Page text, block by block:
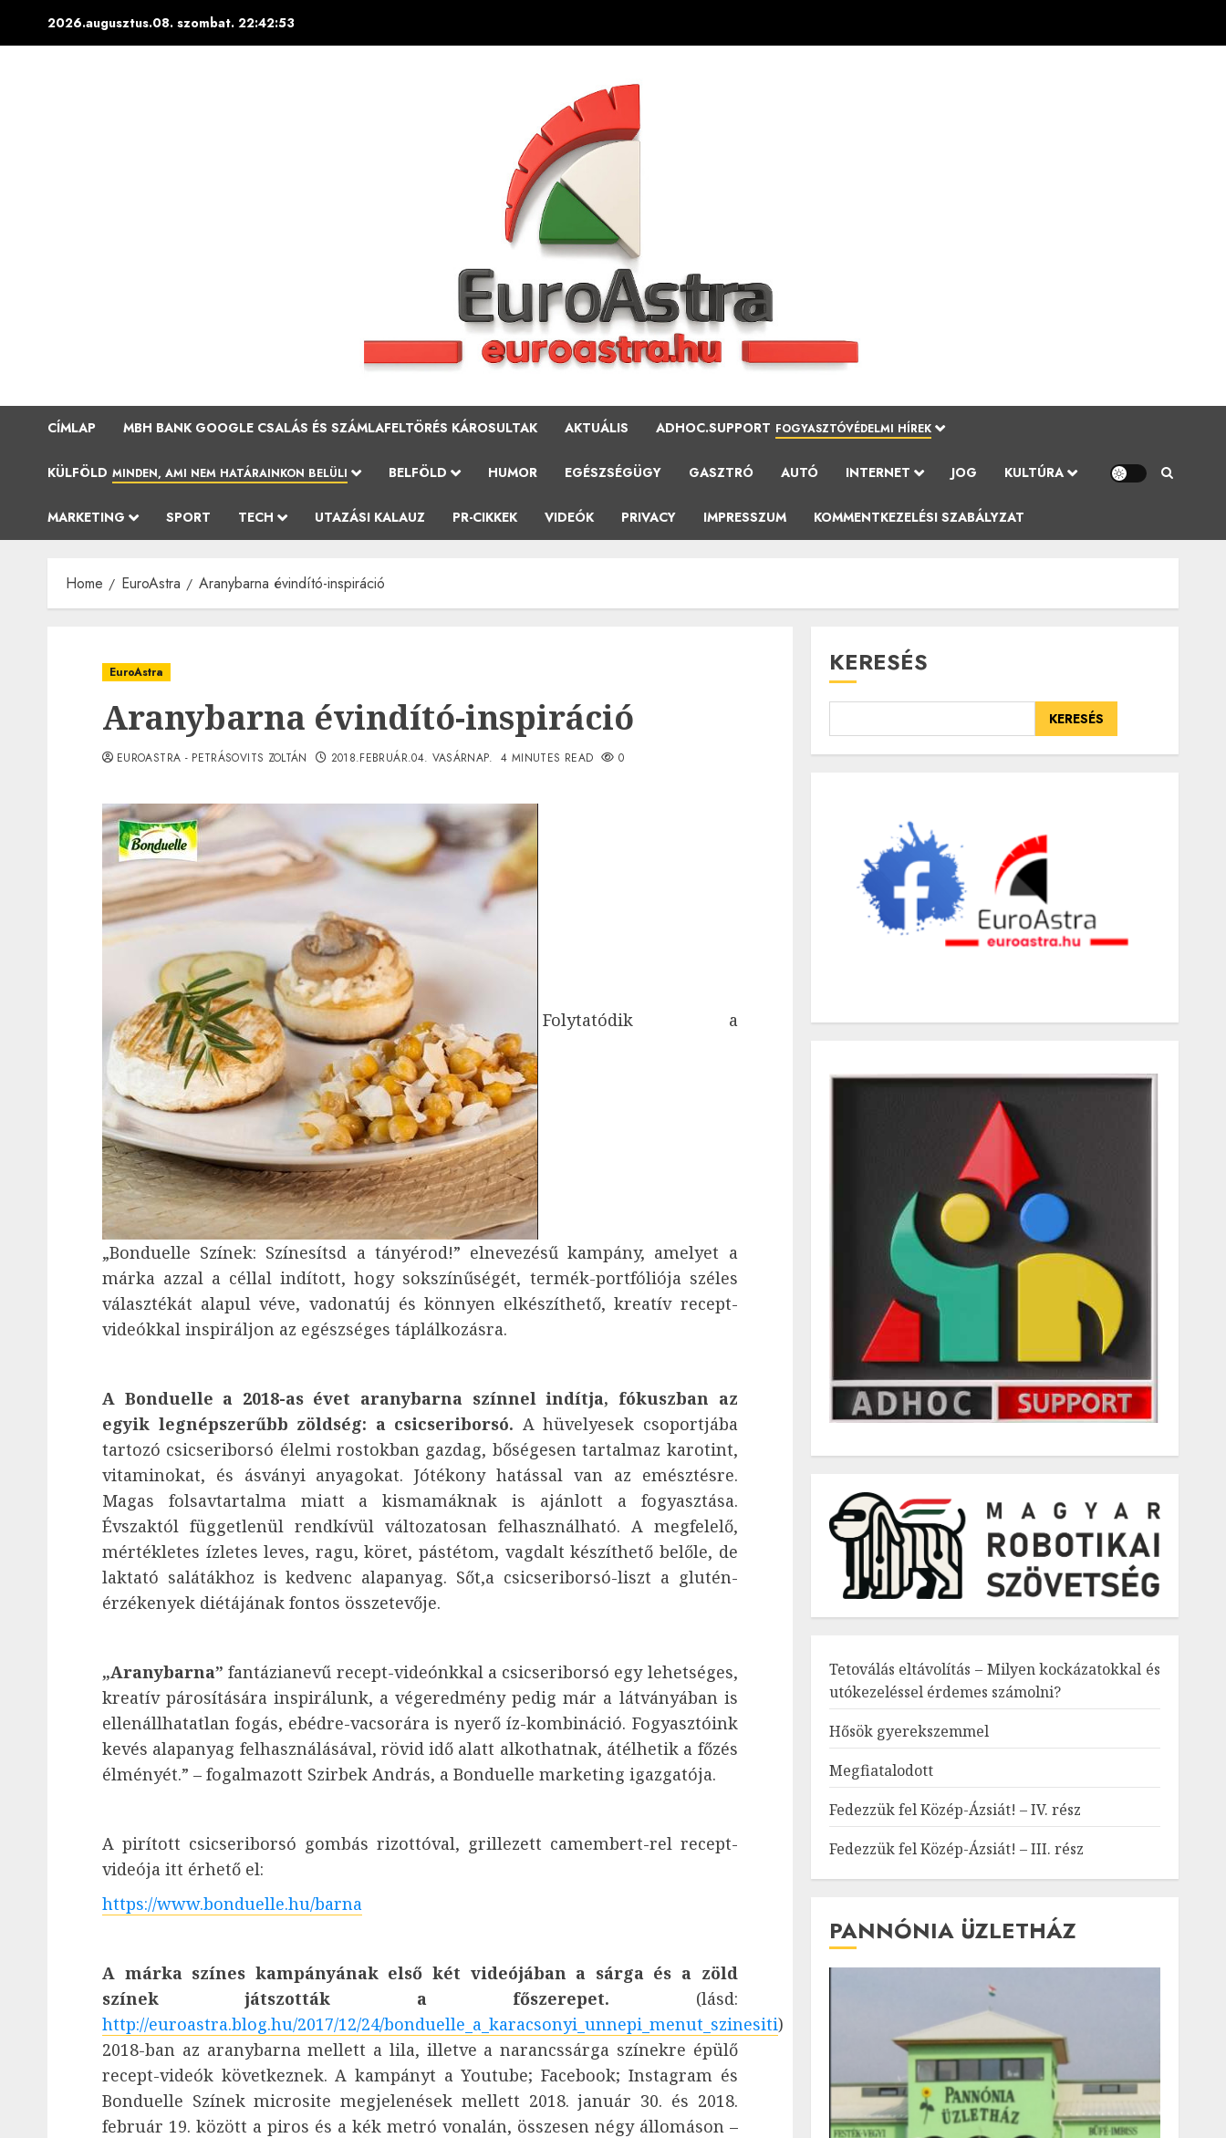
2026.augusztus.08. szombat. 22:42:54
CÍMLAP MBH BANK GOOGLE CSALÁS ÉS SZÁMLAFELTÖRÉS KÁROSULTAK AKTUÁLIS ADHOC.SUPPORT FOGYASZTÓVÉDELMI HÍREK
KÜLFÖLD MINDEN, AMI NEM HATÁRAINKON BELÜLI BELFÖLD HUMOR EGÉSZSÉGÜGY GASZTRÓ AUTÓ INTERNET JOG KULTÚRA
MARKETING SPORT TECH UTAZÁSI KALAUZ PR-CIKKEK VIDEÓK PRIVACY IMPRESSZUM KOMMENTKEZELÉSI SZABÁLYZAT
Home EuroAstra Aranybarna évindító-inspiráció
EuroAstra
Aranybarna évindító-inspiráció
EUROASTRA - PETRÁSOVITS ZOLTÁN 2018.FEBRUÁR.04. VASÁRNAP. 4 MINUTES READ 0
Folytatódik a
„Bonduelle Színek: Színesítsd a tányérod!” elnevezésű kampány, amelyet a
márka azzal a céllal indított, hogy sokszínűségét, termék-portfóliója széles
választékát alapul véve, vadonatúj és könnyen elkészíthető, kreatív recept-
videókkal inspiráljon az egészséges táplálkozásra.
A Bonduelle a 2018-as évet aranybarna színnel indítja, fókuszban az
egyik legnépszerűbb zöldség: a csicseriborsó. A hüvelyesek csoportjába
tartozó csicseriborsó élelmi rostokban gazdag, bőségesen tartalmaz karotint,
vitaminokat, és ásványi anyagokat. Jótékony hatással van az emésztésre.
Magas folsavtartalma miatt a kismamáknak is ajánlott a fogyasztása.
Évszaktól függetlenül rendkívül változatosan felhasználható. A megfelelő,
mértékletes ízletes leves, ragu, köret, pástétom, vagdalt készíthető belőle, de
laktató salátákhoz is kedvenc alapanyag. Sőt,a csicseriborsó-liszt a glutén-
érzékenyek diétájának fontos összetevője.
„Aranybarna” fantázianevű recept-videónkkal a csicseriborsó egy lehetséges,
kreatív párosítására inspirálunk, a végeredmény pedig már a látványában is
ellenállhatatlan fogás, ebédre-vacsorára is nyerő íz-kombináció. Fogyasztóink
kevés alapanyag felhasználásával, rövid idő alatt alkothatnak, átélhetik a főzés
élményét.” – fogalmazott Szirbek András, a Bonduelle marketing igazgatója.
A pirított csicseriborsó gombás rizottóval, grillezett camembert-rel recept-
videója itt érhető el:
https://www.bonduelle.hu/barna
A márka színes kampányának első két videójában a sárga és a zöld
színek játszották a főszerepet. (lásd:
http://euroastra.blog.hu/2017/12/24/bonduelle_a_karacsonyi_unnepi_menut_szinesiti)
2018-ban az aranybarna mellett a lila, illetve a narancssárga színekre épülő
recept-videók következnek. A kampányt a Youtube; Facebook; Instagram és
Bonduelle Színek microsite megjelenések mellett 2018. január 30. és 2018.
február 19. között a piros és a kék metró vonalán, összesen négy állomáson –
KERESÉS
KERESÉS
Tetoválás eltávolítás – Milyen kockázatokkal és
utókezeléssel érdemes számolni?
Hősök gyerekszemmel
Megfiatalodott
Fedezzük fel Közép-Ázsiát! – IV. rész
Fedezzük fel Közép-Ázsiát! – III. rész
PANNÓNIA ÜZLETHÁZ